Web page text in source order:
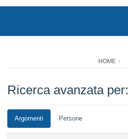
HOME
Ricerca avanzata per:
Argomenti Persone